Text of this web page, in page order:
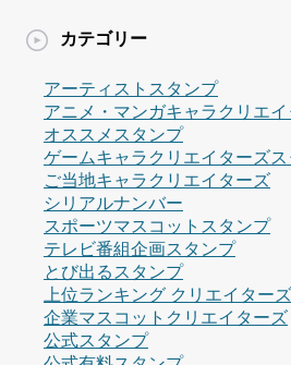
カテゴリー
アーティストスタンプ
アニメ・マンガキャラクリエ
オススメスタンプ
ゲームキャラクリエイターズ
ご当地キャラクリエイターズ
シリアルナンバー
スポーツマスコットスタンプ
テレビ番組企画スタンプ
とび出るスタンプ
上位ランキング クリエイター
企業マスコットクリエイターズ
公式スタンプ